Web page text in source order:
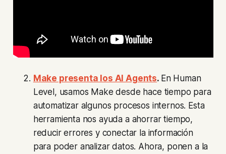
Make presenta los AI Agents. En Human
Level, usamos Make desde hace tiempo para
automatizar algunos procesos internos. Esta
herramienta nos ayuda a ahorrar tiempo,
reducir errores y conectar la información
para poder analizar datos. Ahora, ponen a la